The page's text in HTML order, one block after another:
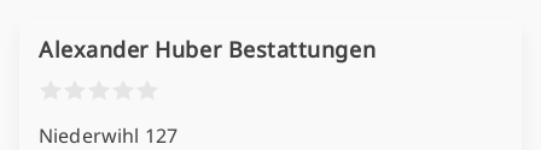
Alexander Huber Bestattungen
Niederwihl 127